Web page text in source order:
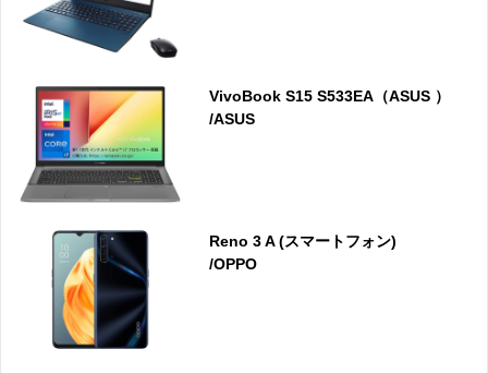
VivoBook S15 S533EA（ASUS ）
/ASUS
Reno 3 A (スマートフォン)
/OPPO